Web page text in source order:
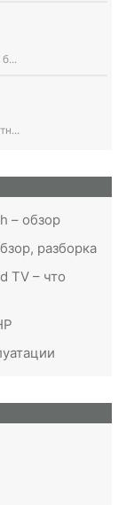
– обзор
разборка
TV – что